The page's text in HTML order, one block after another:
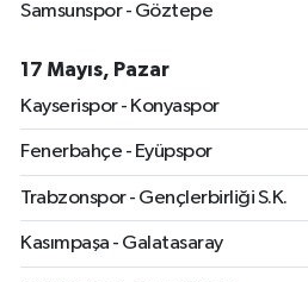
Samsunspor - Göztepe
17 Mayıs, Pazar
Kayserispor - Konyaspor
Fenerbahçe - Eyüpspor
Trabzonspor - Gençlerbirliği S.K.
Kasımpaşa - Galatasaray